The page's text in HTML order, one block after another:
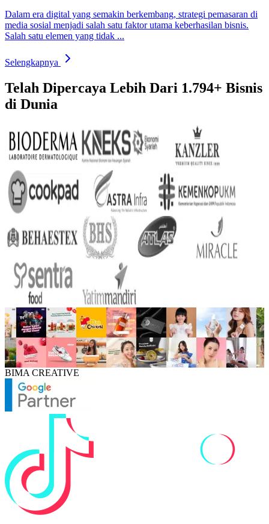
Dalam era digital yang semakin berkembang, strategi pemasaran di
media sosial menjadi salah satu faktor utama keberhasilan bisnis.
Salah satu elemen yang tidak ...
Selengkapnya
Telah Dipercaya Lebih Dari 1.794+ Bisnis
di Dunia
BIMA CREATIVE